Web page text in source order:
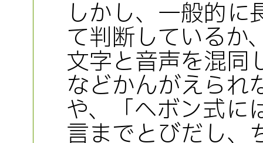
しかし、一般的
て判断しているか
文字と音声を混同
などかんがえられ
や、「ヘボン式に
言までとびだし、